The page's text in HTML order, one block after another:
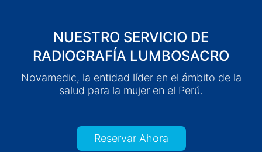
NUESTRO SERVICIO DE
RADIOGRAFÍA LUMBOSACRO
Novamedic, la entidad líder en el ámbito de la
salud para la mujer en el Perú.
Reservar Ahora